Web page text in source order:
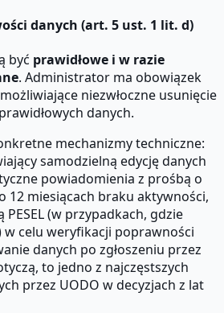
danych (art. 5 ust. 1 lit. d)
być prawidłowe i w razie
. Administrator ma obowiązek
niezwłoczne usunięcie
danych.
mechanizmy techniczne:
samodzielną edycję danych
powiadomienia z prośbą o
12 miesiącach braku aktywności,
PESEL (w przypadkach, gdzie
w celu weryfikacji poprawności
danych po zgłoszeniu przez
to jedno z najczęstszych
przez UODO w decyzjach z lat